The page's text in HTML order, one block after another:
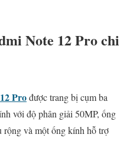
Note 12 Pro chi
Prođược trang bị cụm ba
với độ phân giải 50MP, ống
rộng và một ống kính hỗ trợ